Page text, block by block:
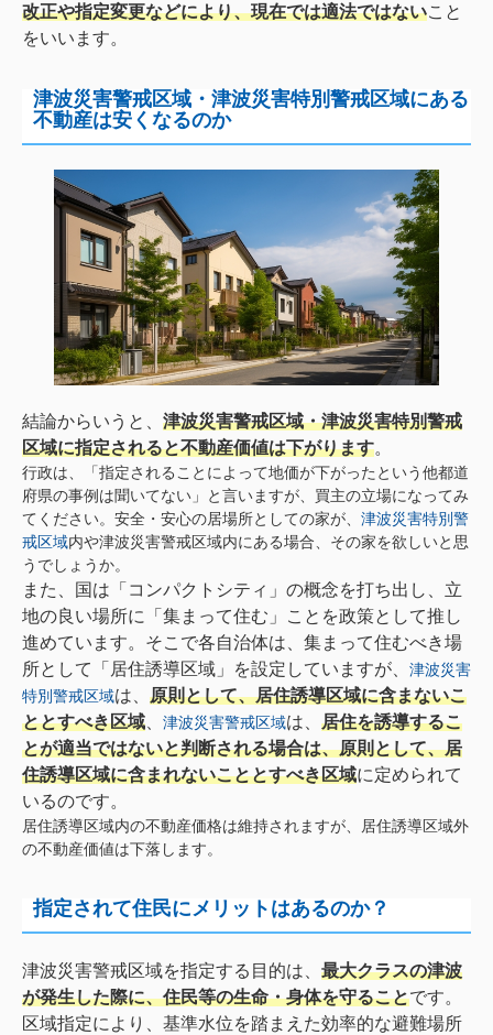
改正や指定変更などにより、現在では適法ではないこと
をいいます。
津波災害警戒区域・津波災害特別警戒区域にある
不動産は安くなるのか
結論からいうと、 津波災害警戒区域・津波災害特別警戒
区域に指定されると不動産価値は下がります。
行政は、「指定されることによって地価が下がったという他都道
府県の事例は聞いてない」と言いますが、買主の立場になってみ
てください。安全・安心の居場所としての家が、 津波災害特別警
戒区域内や津波災害警戒区域内にある場合、その家を欲しいと思
うでしょうか。
また、国は「コンパクトシティ」の概念を打ち出し、立
地の良い場所に「集まって住む」ことを政策として推し
進めています。そこで各自治体は、集まって住むべき場
所として「居住誘導区域」を設定していますが、 津波災害
特別警戒区域は、 原則として、居住誘導区域に含まないこ
ととすべき区域
津波災害警戒区域は、 居住を誘導するこ
とが適当ではないと判断される場合は、原則として、居
住誘導区域に含まれないこととすべき区域に定められて
いるのです。
居住誘導区域内の不動産価格は維持されますが、居住誘導区域外
の不動産価値は下落します。
指定されて住民にメリットはあるのか？
津波災害警戒区域を指定する目的は、 最大クラスの津波
が発生した際に、住民等の生命・身体を守ることです。
区域指定により、基準水位を踏まえた効率的な避難場所